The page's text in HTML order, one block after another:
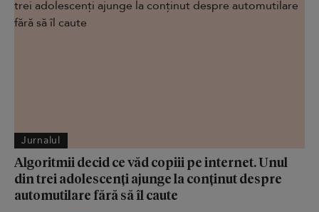
Jurnalul
Algoritmii decid ce văd copiii pe internet. Unul
din trei adolescenți ajunge la conținut despre
automutilare fără să îl caute